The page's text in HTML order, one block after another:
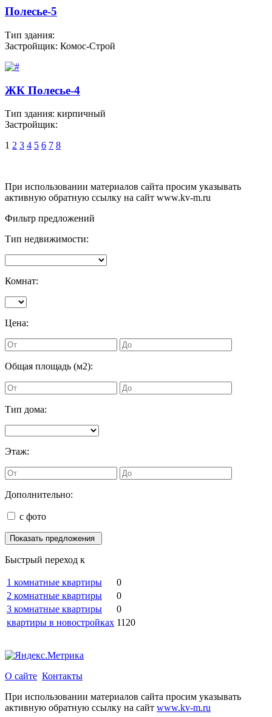
Полесье-5
Тип здания:
Застройщик: Комос-Строй
ЖК Полесье-4
Тип здания: кирпичный
Застройщик:
1 2 3 4 5 6 7 8
При использовании материалов сайта просим указывать
активную обратную ссылку на сайт www.kv-m.ru
Фильтр предложений
Тип недвижимости:
Комнат:
Цена:
Общая площадь (м2):
Тип дома:
Этаж:
Дополнительно:
с фото
Быстрый переход к
1 комнатные квартиры
0
2 комнатные квартиры
0
3 комнатные квартиры
0
квартиры в новостройках 1120
О сайте Контакты
При использовании материалов сайта просим указывать
активную обратную ссылку на сайт www.kv-m.ru